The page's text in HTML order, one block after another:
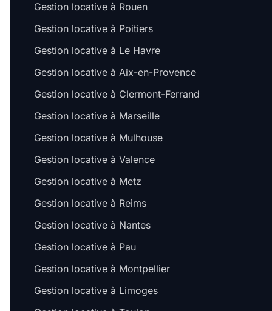
Gestion locative à Rouen
Gestion locative à Poitiers
Gestion locative à Le Havre
Gestion locative à Aix-en-Provence
Gestion locative à Clermont-Ferrand
Gestion locative à Marseille
Gestion locative à Mulhouse
Gestion locative à Valence
Gestion locative à Metz
Gestion locative à Reims
Gestion locative à Nantes
Gestion locative à Pau
Gestion locative à Montpellier
Gestion locative à Limoges